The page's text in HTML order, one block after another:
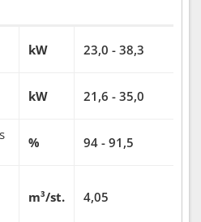
kW 23,0 - 38,3
kW 21,6 - 35,0
% 94 - 91,5
m³/st. 4,05